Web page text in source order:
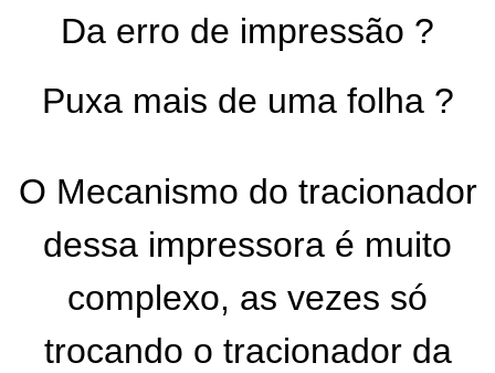
Da erro de impressão ?
Puxa mais de uma folha ?
O Mecanismo do tracionador
dessa impressora é muito
complexo, as vezes só
trocando o tracionador da